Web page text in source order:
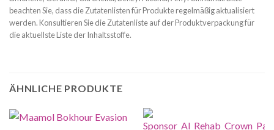
beachten Sie, dass die Zutatenlisten für Produkte regelmäßig aktualisiert
werden. Konsultieren Sie die Zutatenliste auf der Produktverpackung für
die aktuellste Liste der Inhaltsstoffe.
ÄHNLICHE PRODUKTE